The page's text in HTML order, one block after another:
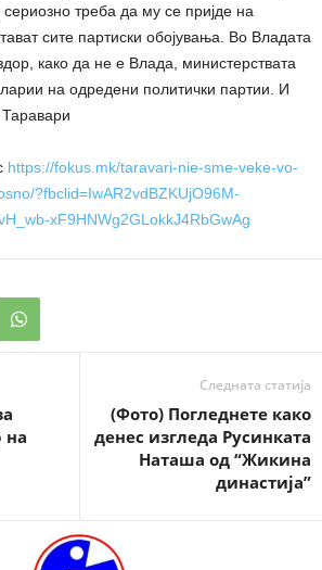
сериозно треба да му се пријде на
сите партиски обојувања. Во Владата
како да не е Влада, министерствата
на одредени политички партии. И
https://fokus.mk/taravari-nie-sme-veke-vo-
?fbclid=IwAR2vdBZKUjO96M-
xF9HNWg2GLokkJ4RbGwAg
на
Следната статија
(Фото) Погледнете како
денес изгледа Русинката
Наташа од “Жикина
династија”